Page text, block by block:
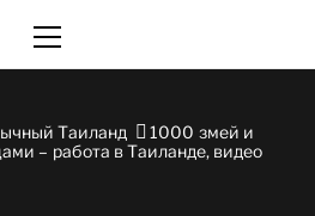
Таиланда
Menu
Таиланд
1000 змей и
– работа в Таиланде, видео